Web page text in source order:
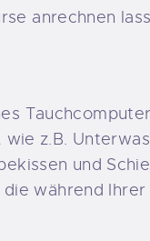
anrechnen
z.B.
und
während